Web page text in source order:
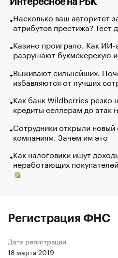
Интересное на РБК
Насколько ваш авторитет
атрибутов престижа? Тест
Казино проиграло. Как ИИ-
разрушают букмекерскую
Выживают сильнейших.
избавляются от лучших
Как банк Wildberries резко
кредиты селлерам до атак
Сотрудники открыли новый
компаниям. Зачем им это
Как налоговики ищут
неработающих
Регистрация ФНС
Дата регистрации
18 марта 2019